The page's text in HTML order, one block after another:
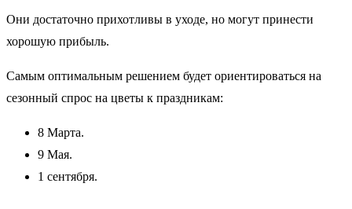
Они достаточно прихотливы в уходе, но могут принести
хорошую прибыль.
Самым оптимальным решением будет ориентироваться на
сезонный спрос на цветы к праздникам:
8 Марта.
9 Мая.
1 сентября.